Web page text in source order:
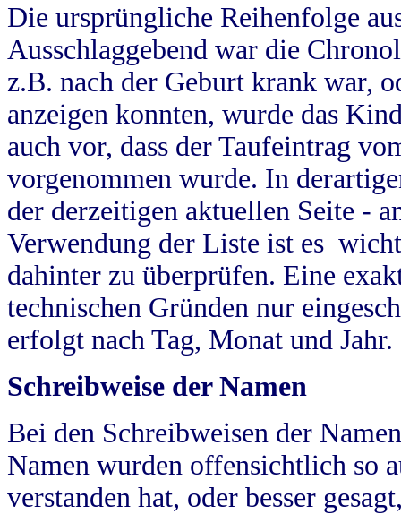
Die ursprüngliche Reihenfolge
Ausschlaggebend war die
z.B. nach der Geburt krank war,
anzeigen konnten, wurde das
auch vor, dass der Taufeintrag
vorgenommen wurde. In
der derzeitigen aktuellen Seite -
Verwendung der Liste ist es
dahinter zu überprüfen. Eine
technischen Gründen nur
erfolgt nach Tag, Monat und Jahr.
Schreibweise der Namen
Bei den Schreibweisen der
Namen wurden offensichtlich so
verstanden hat, oder besser